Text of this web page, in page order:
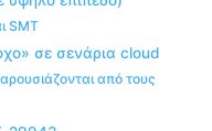
SMT
σε σενάρια cloud
από τους